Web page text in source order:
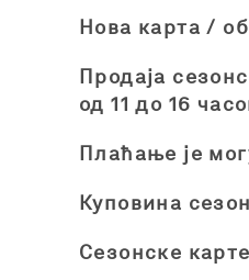
Нова карта /
Продаја
од 11 до 16
Плаћање је
Куповина
Сезонске